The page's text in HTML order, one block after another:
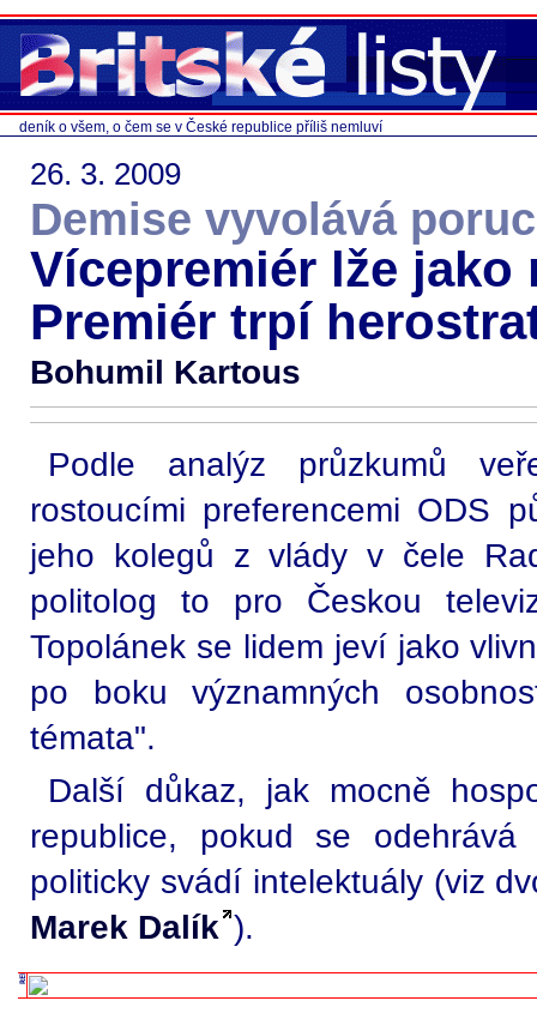
deník o všem, o čem se v České republice příliš nemluví
26. 3. 2009
Demise vyvolává
Vícepremiér lže jako
Premiér trpí
Bohumil Kartous
Podle analýz průzkumů
rostoucími preferencemi ODS
jeho kolegů z vlády v čele
politolog to pro Českou
Topolánek se lidem jeví jako
po boku významných
témata".
Další důkaz, jak mocně
republice, pokud se odehrává
politicky svádí intelektuály (viz
Marek Dalík ).